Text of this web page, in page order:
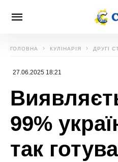
ГОЛОВНА КУЛІНАРІЯ ДРУГІ
27.06.2025 18:21
99%
так